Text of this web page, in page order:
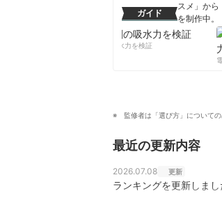
ガイド
スメ」か
を制作中。
コンテ
柔軟剤の吸水力を検証
電
監修者は「選び方」について
最近の更新内容
2026.07.08 更新
ランキングを更新しまし